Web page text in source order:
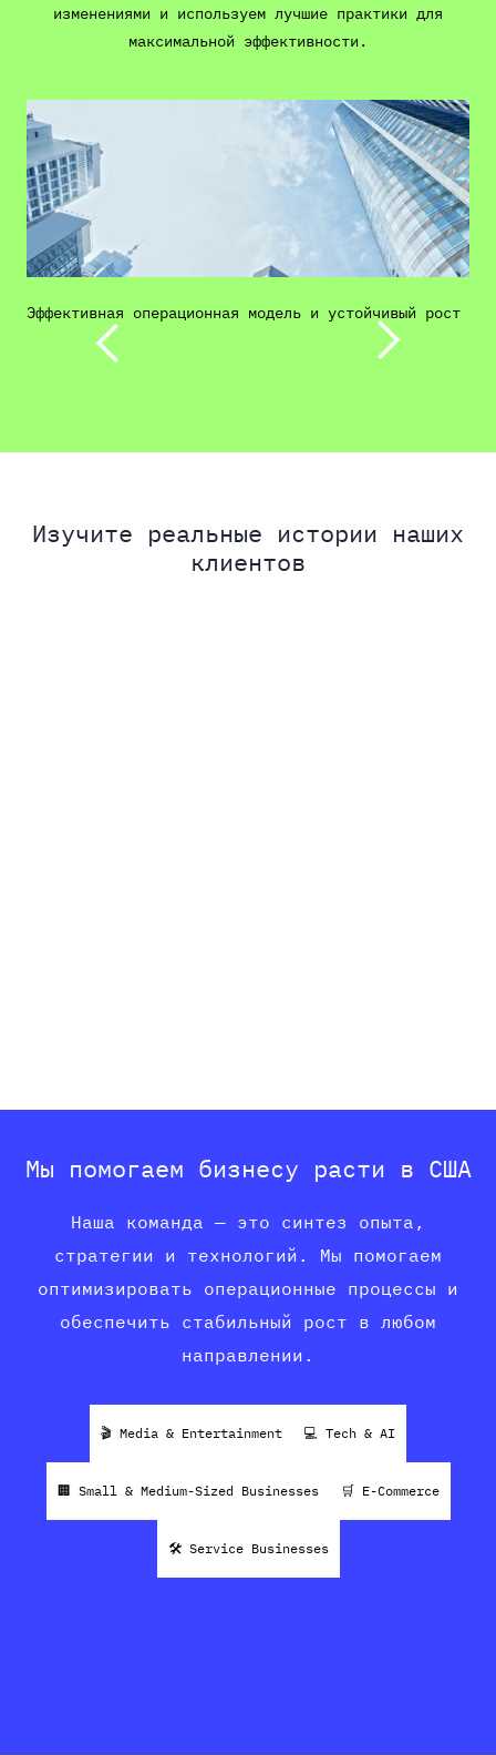
изменениями и используем лучшие практики для
максимальной эффективности.
Эффективная операционная модель и устойчивый рост
Изучите реальные истории наших
клиентов
Мы помогаем бизнесу расти в США
Наша команда — это синтез опыта,
стратегии и технологий. Мы помогаем
оптимизировать операционные процессы и
обеспечить стабильный рост в любом
направлении.
🎬 Media & Entertainment 💻 Tech & AI
🏢 Small & Medium-Sized Businesses 🛒 E-Commerce
🛠 Service Businesses